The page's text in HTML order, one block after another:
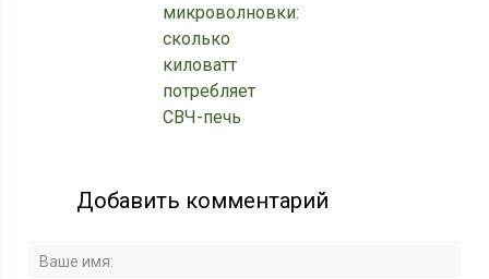
микроволновки:
сколько
киловатт
потребляет
СВЧ-печь
Добавить комментарий